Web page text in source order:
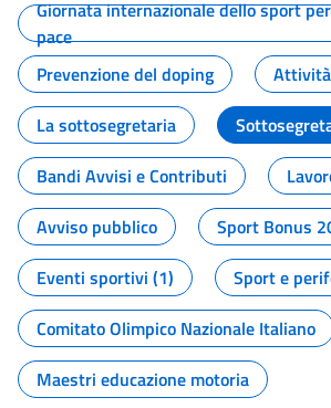
Giornata internazionale dello sport
pace
Prevenzione del doping
La sottosegretaria
Bandi Avvisi e Contributi
Avviso pubblico
Sport Bonus
Eventi sportivi (1)
Sport e
Comitato Olimpico Nazionale Italiano
Maestri educazione motoria